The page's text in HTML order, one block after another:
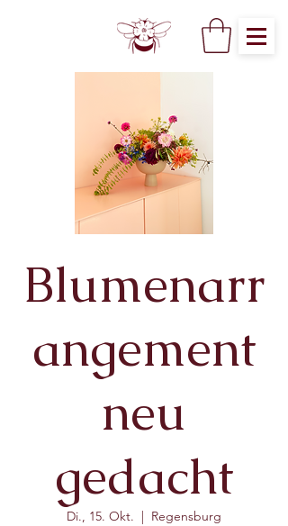
Blumenarr
angement
neu
gedacht
Di., 15. Okt.
  |
Regensburg